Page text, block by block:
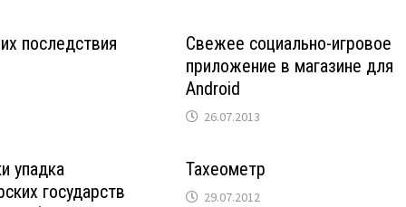
последствия
Свежее социально-игровое
приложение в магазине для
Android
26.07.2013
упадка
государств
Тахеометр
29.07.2012